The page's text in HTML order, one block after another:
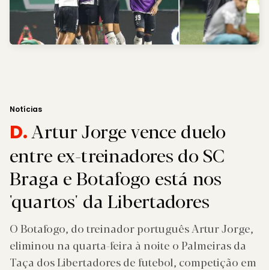
Notícias
D.Artur Jorge vence duelo
entre ex-treinadores do SC
Braga e Botafogo está nos
'quartos' da Libertadores
O Botafogo, do treinador português Artur Jorge,
eliminou na quarta-feira à noite o Palmeiras da
Taça dos Libertadores de futebol, competição em